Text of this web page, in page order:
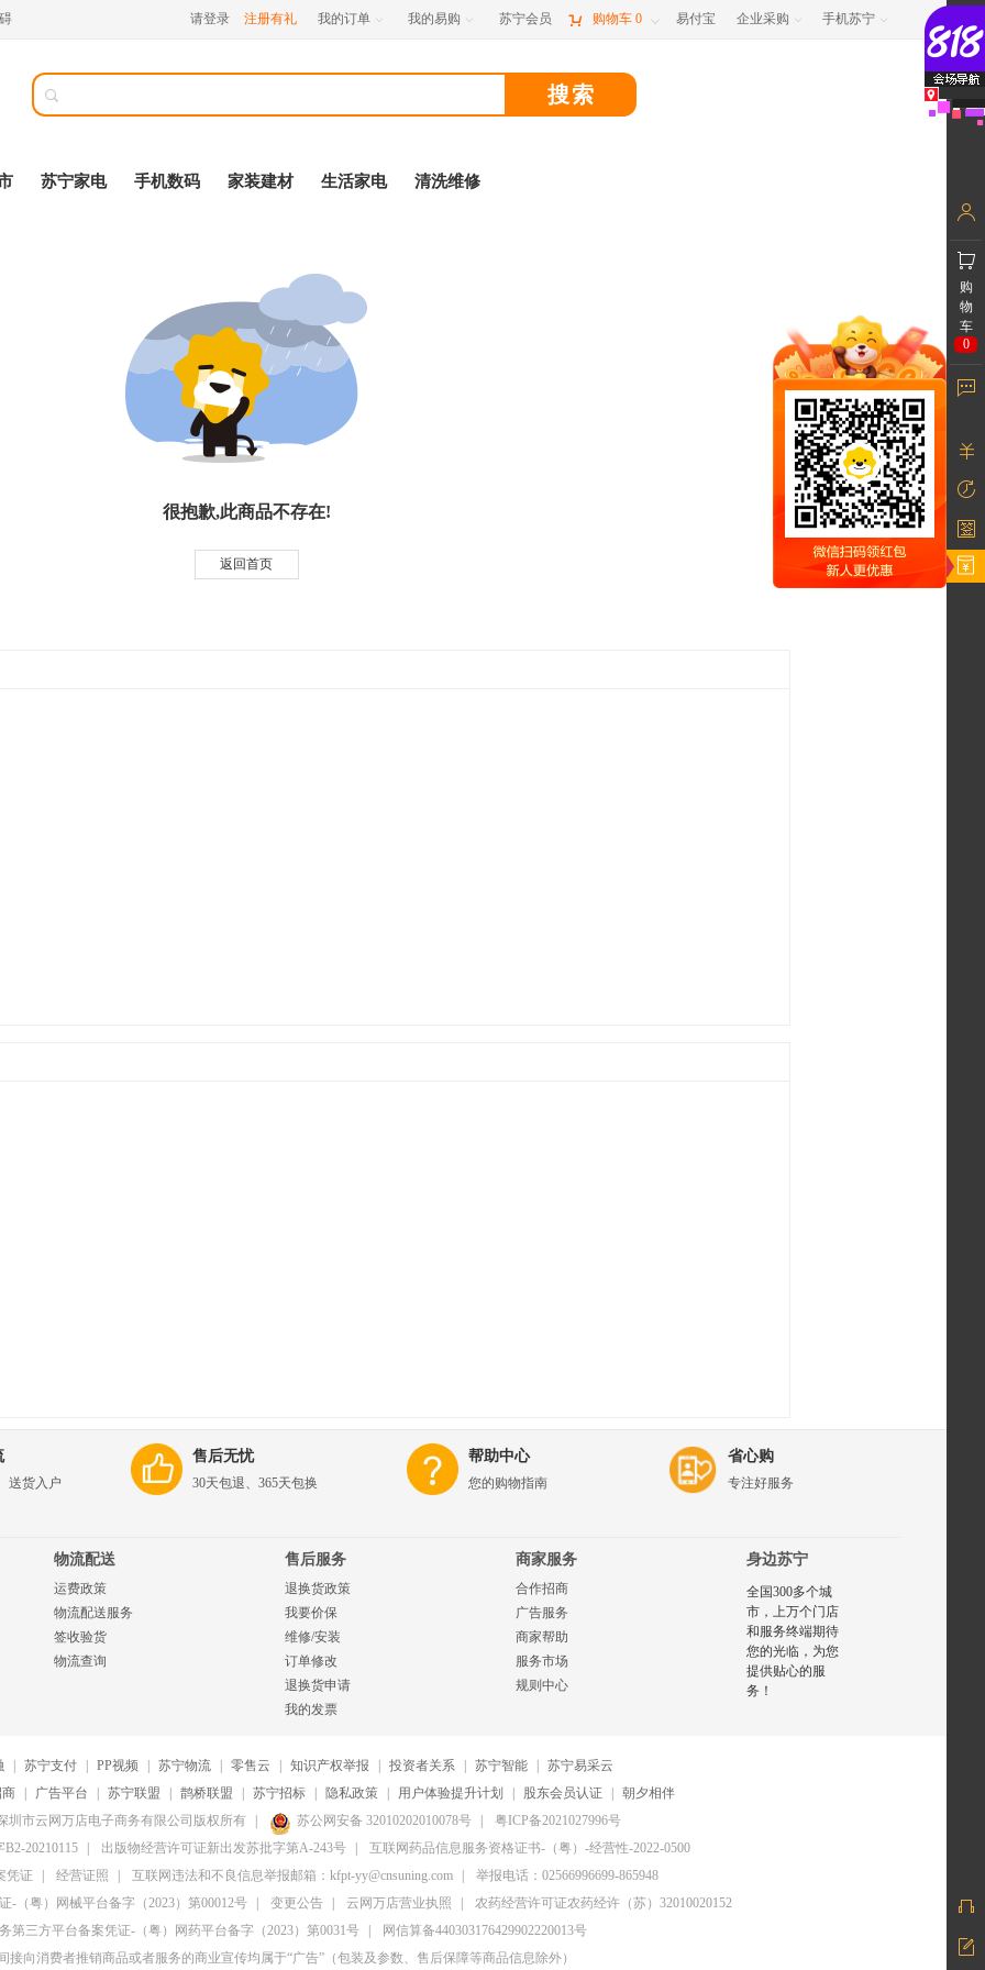
请登录 注册有礼 我的订单  我的易购  苏宁会员  购物车 0  易付宝 企业采购  手机苏宁 

苏宁家电 手机数码 家装建材 生活家电 清洗维修
很抱歉,此商品不存在!
返回首页
送货入户
售后无忧
30天包退、365天包换
帮助中心
您的购物指南
省心购
专注好服务
物流配送
运费政策
物流配送服务
签收验货
物流查询
售后服务
退换货政策
我要价保
维修/安装
订单修改
退换货申请
我的发票
商家服务
合作招商
广告服务
商家帮助
服务市场
规则中心
身边苏宁
全国300多个城
市，上万个门店
和服务终端期待
您的光临，为您
提供贴心的服
务！
苏宁支付 PP视频 苏宁物流 零售云 知识产权举报 投资者关系 苏宁智能
苏宁易采云
广告平台 苏宁联盟 鹊桥联盟 苏宁招标 隐私政策 用户体验提升计划 股东会员认证
朝夕相伴
圳市云网万店电子商务有限公司版权所有
苏公网安备 32010202010078号
粤ICP备2021027996号
20210115
出版物经营许可证新出发苏批字第A-243号
互联网药品信息服务资格证书-（粤）-经营性-2022-0500
凭证
经营证照 互联网违法和不良信息举报邮箱：kfpt-yy@cnsuning.com
举报电话：02566996699-865948
-（粤）网械平台备字（2023）第00012号
变更公告 云网万店营业执照
农药经营许可证农药经许（苏）32010020152
第三方平台备案凭证-（粤）网药平台备字（2023）第0031号
网信算备440303176429902220013号
接向消费者推销商品或者服务的商业宣传均属于“广告”（包装及参数、售后保障等商品信息除外）
购
物
车
0